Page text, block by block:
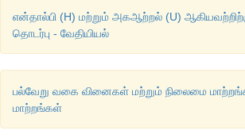
என்தால்பி (H) மற்றும் அகஆற்றல் (U)
தொடர்பு - வேதியியல்
பல்வேறு வகை வினைகள் மற்றும் நிலைமை
மாற்றங்கள்